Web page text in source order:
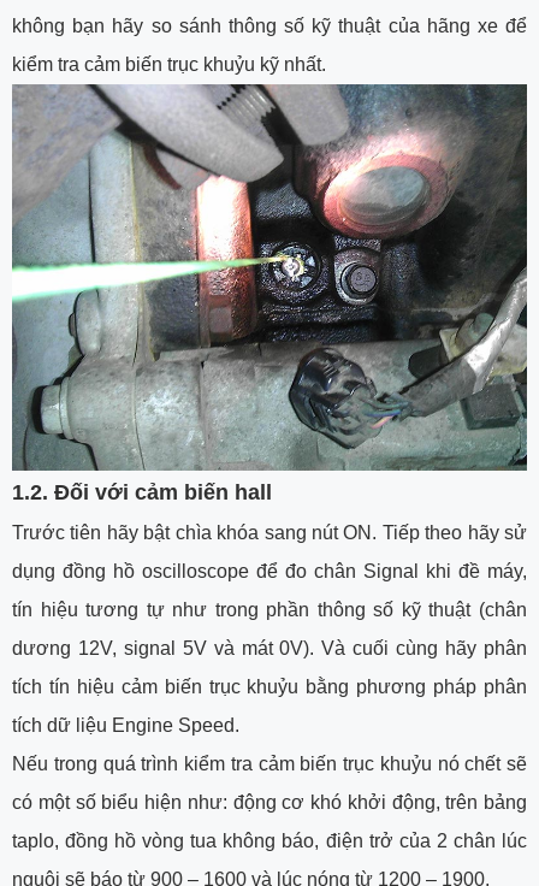
không bạn hãy so sánh thông số kỹ thuật của hãng xe để
kiểm tra cảm biến trục khuỷu kỹ nhất.
1.2. Đối với cảm biến hall
Trước tiên hãy bật chìa khóa sang nút ON. Tiếp theo hãy sử
dụng đồng hồ oscilloscope để đo chân Signal khi đề máy,
tín hiệu tương tự như trong phần thông số kỹ thuật (chân
dương 12V, signal 5V và mát 0V). Và cuối cùng hãy phân
tích tín hiệu cảm biến trục khuỷu bằng phương pháp phân
tích dữ liệu Engine Speed.
Nếu trong quá trình kiểm tra cảm biến trục khuỷu nó chết sẽ
có một số biểu hiện như: động cơ khó khởi động, trên bảng
taplo, đồng hồ vòng tua không báo, điện trở của 2 chân lúc
nguội sẽ báo từ 900 – 1600 và lúc nóng từ 1200 – 1900.